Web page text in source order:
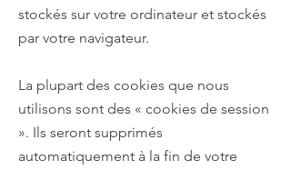
stockés sur votre ordinateur et stockés
par votre navigateur.
La plupart des cookies que nous
utilisons sont des « cookies de session
». Ils seront supprimés
automatiquement à la fin de votre